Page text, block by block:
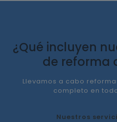
¿Qué incluyen
de reforma
Llevamos a cabo
completo en
Nuestros